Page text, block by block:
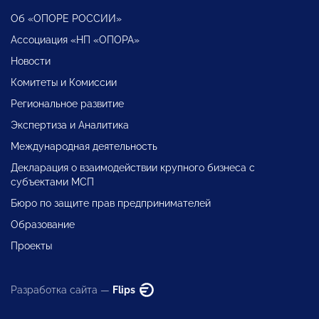
Об «ОПОРЕ РОССИИ»
Ассоциация «НП «ОПОРА»
Новости
Комитеты и Комиссии
Региональное развитие
Экспертиза и Аналитика
Международная деятельность
Декларация о взаимодействии крупного бизнеса с
субъектами МСП
Бюро по защите прав предпринимателей
Образование
Проекты
Разработка сайта — Flips